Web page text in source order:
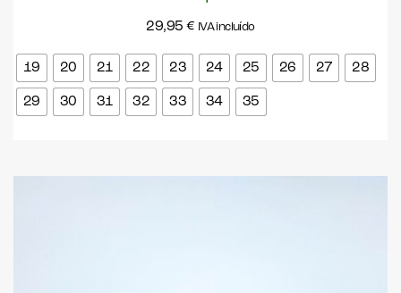
29,95 € IVA incluído
19 20 21 22 23 24 25 26 27 28
29 30 31 32 33 34 35